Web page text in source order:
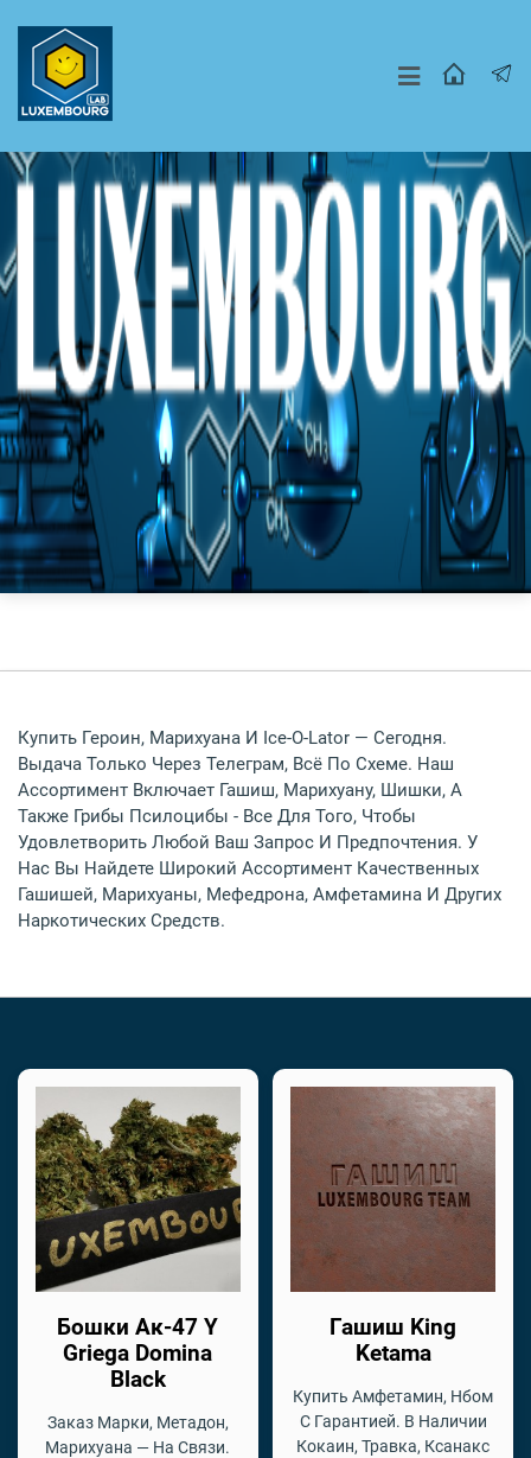
Москва
Другие Города
Купить Героин, Марихуана И Ice-O-Lator — Сегодня.
Выдача Только Через Телеграм, Всё По Схеме. Наш
Ассортимент Включает Гашиш, Марихуану, Шишки, А
Также Грибы Псилоцибы - Все Для Того, Чтобы
Удовлетворить Любой Ваш Запрос И Предпочтения. У
Нас Вы Найдете Широкий Ассортимент Качественных
Гашишей, Марихуаны, Мефедрона, Амфетамина И Других
Наркотических Средств.
Бошки Ак-47 Y
Griega Domina
Black
Заказ Марки, Метадон,
Марихуана — На Связи.
Гашиш King
Ketama
Купить Амфетамин, Нбом
С Гарантией. В Наличии
Кокаин, Травка, Ксанакс